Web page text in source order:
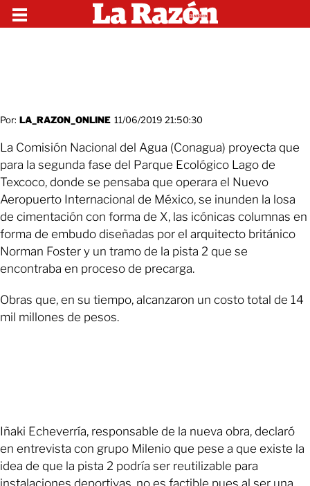
Por: LA_RAZON_ONLINE 11/06/2019 21:50:30
La Comisión Nacional del Agua (Conagua) proyecta que
para la segunda fase del Parque Ecológico Lago de
Texcoco, donde se pensaba que operara el Nuevo
Aeropuerto Internacional de México, se inunden la losa
de cimentación con forma de X, las icónicas columnas en
forma de embudo diseñadas por el arquitecto británico
Norman Foster y un tramo de la pista 2 que se
encontraba en proceso de precarga.
Obras que, en su tiempo, alcanzaron un costo total de 14
mil millones de pesos.
Iñaki Echeverría, responsable de la nueva obra, declaró
en entrevista con grupo Milenio que pese a que existe la
idea de que la pista 2 podría ser reutilizable para
instalaciones deportivas, no es factible pues al ser una